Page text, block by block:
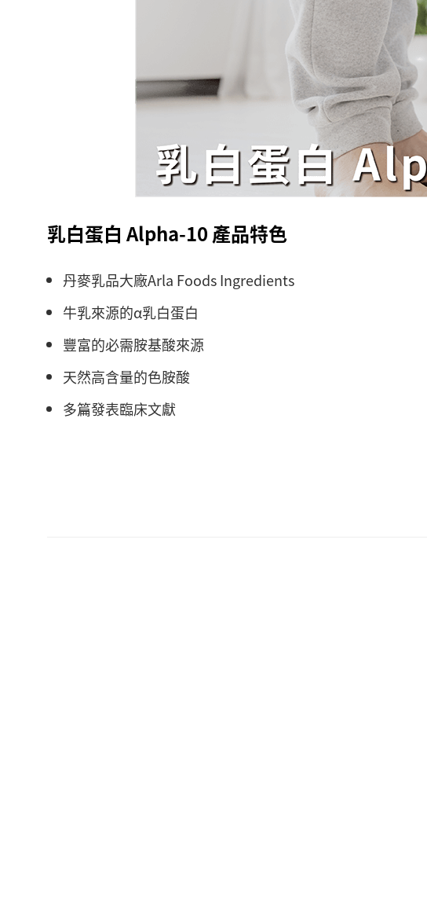
乳白蛋白 Alpha-10 產品特色
丹麥乳品大廠Arla Foods Ingredients
牛乳來源的α乳白蛋白
豐富的必需胺基酸來源
天然高含量的色胺酸
多篇發表臨床文獻